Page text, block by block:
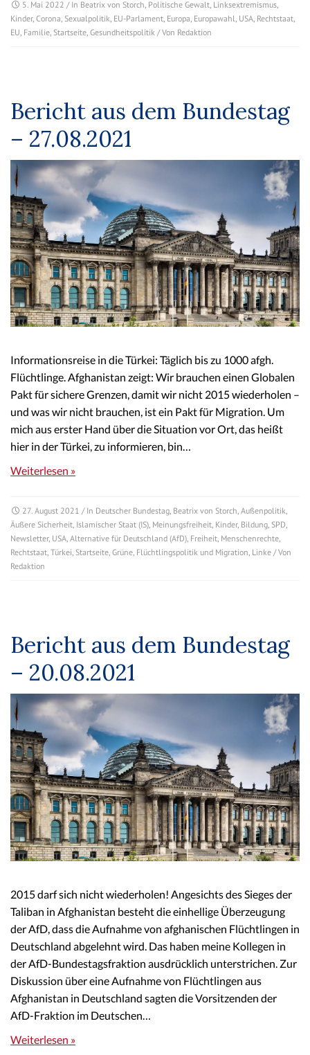
5. Mai 2022 / In Beatrix von Storch, Politische Gewalt, Linksextremismus,
Kinder, Corona, Sexualpolitik, EU-Parlament, Europa, Europawahl, USA, Rechtstaat,
EU, Familie, Startseite, Gesundheitspolitik / Von Redaktion
Bericht aus dem Bundestag
– 27.08.2021
Informationsreise in die Türkei: Täglich bis zu 1000 afgh.
Flüchtlinge. Afghanistan zeigt: Wir brauchen einen Globalen
Pakt für sichere Grenzen, damit wir nicht 2015 wiederholen –
und was wir nicht brauchen, ist ein Pakt für Migration. Um
mich aus erster Hand über die Situation vor Ort, das heißt
hier in der Türkei, zu informieren, bin…
Weiterlesen »
27. August 2021 / In Deutscher Bundestag, Beatrix von Storch, Außenpolitik,
Äußere Sicherheit, Islamischer Staat (IS), Meinungsfreiheit, Kinder, Bildung, SPD,
Newsletter, USA, Alternative für Deutschland (AfD), Freiheit, Menschenrechte,
Rechtstaat, Türkei, Startseite, Grüne, Flüchtlingspolitik und Migration, Linke / Von
Redaktion
Bericht aus dem Bundestag
– 20.08.2021
2015 darf sich nicht wiederholen! Angesichts des Sieges der
Taliban in Afghanistan besteht die einhellige Überzeugung
der AfD, dass die Aufnahme von afghanischen Flüchtlingen in
Deutschland abgelehnt wird. Das haben meine Kollegen in
der AfD-Bundestagsfraktion ausdrücklich unterstrichen. Zur
Diskussion über eine Aufnahme von Flüchtlingen aus
Afghanistan in Deutschland sagten die Vorsitzenden der
AfD-Fraktion im Deutschen…
Weiterlesen »